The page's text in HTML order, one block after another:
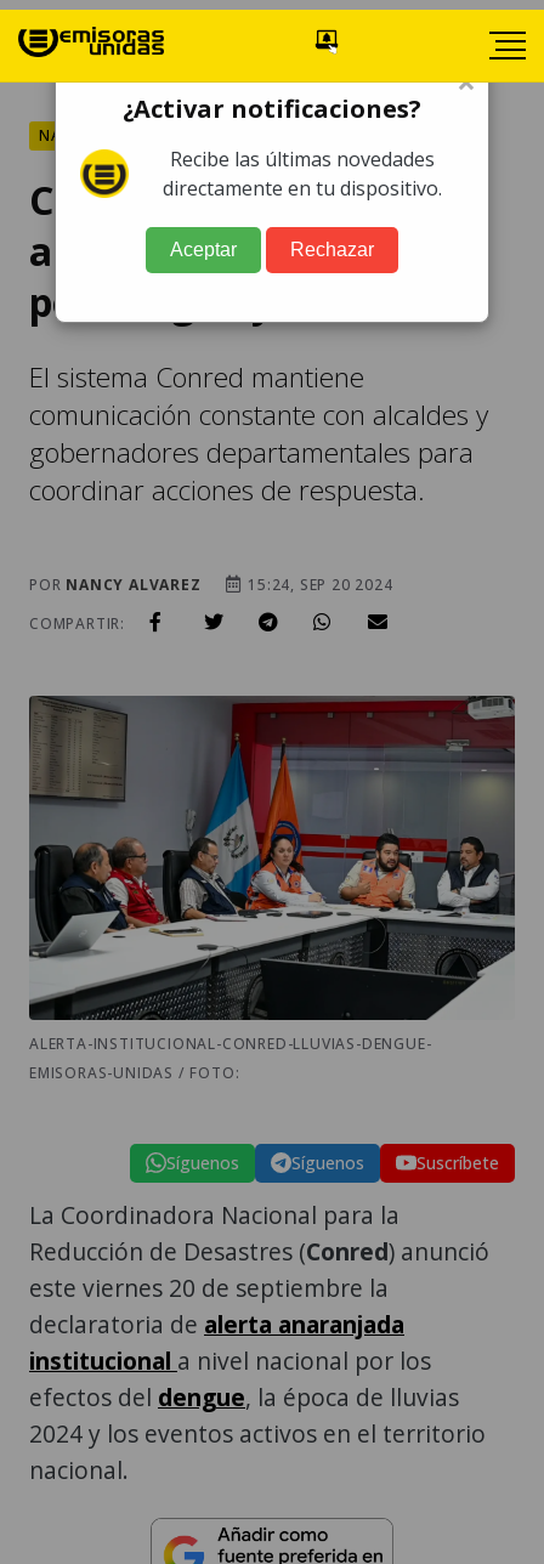
NACIONALES
Conred declara alerta
anaranjada institucional
por dengue y lluvias
El sistema Conred mantiene
comunicación constante con alcaldes y
gobernadores departamentales para
coordinar acciones de respuesta.
POR NANCY ALVAREZ
15:24, SEP 20 2024
COMPARTIR:
ALERTA-INSTITUCIONAL-CONRED-LLUVIAS-DENGUE-
EMISORAS-UNIDAS / FOTO:
Síguenos Síguenos Suscríbete
La Coordinadora Nacional para la
Reducción de Desastres (Conred) anunció
este viernes 20 de septiembre la
declaratoria de alerta anaranjada
institucional a nivel nacional por los
efectos del dengue, la época de lluvias
2024 y los eventos activos en el territorio
nacional.
×
¿Activar notificaciones?
Recibe las últimas novedades
directamente en tu dispositivo.
Aceptar Rechazar